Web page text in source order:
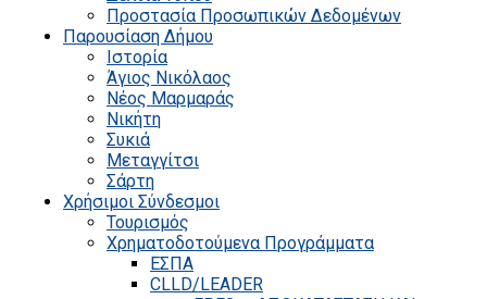
Προστασία Προσωπικών Δεδομένων
Παρουσίαση Δήμου
Ιστορία
Άγιος Νικόλαος
Νέος Μαρμαράς
Νικήτη
Συκιά
Μεταγγίτσι
Σάρτη
Χρήσιμοι Σύνδεσμοι
Τουρισμός
Χρηματοδοτούμενα Προγράμματα
ΕΣΠΑ
CLLD/LEADER